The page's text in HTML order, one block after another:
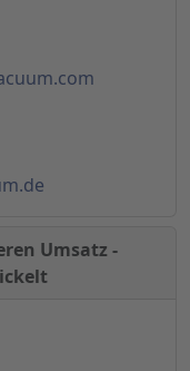
Umsatz -